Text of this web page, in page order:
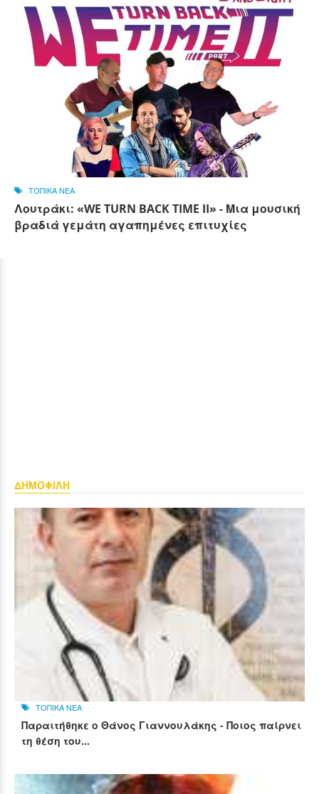
ΤΟΠΙΚΑ ΝΕΑ
Λουτράκι: «WE TURN BACK TIME II» - Μια μουσική
βραδιά γεμάτη αγαπημένες επιτυχίες
ΔΗΜΟΦΙΛΗ
ΤΟΠΙΚΑ ΝΕΑ
Παραιτήθηκε ο Θάνος Γιαννουλάκης - Ποιος παίρνει
τη θέση του...